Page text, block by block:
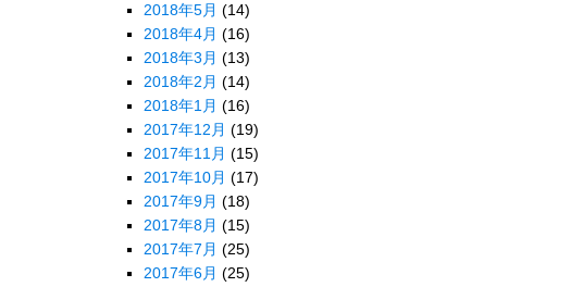
2018年5月 (14)
2018年4月 (16)
2018年3月 (13)
2018年2月 (14)
2018年1月 (16)
2017年12月 (19)
2017年11月 (15)
2017年10月 (17)
2017年9月 (18)
2017年8月 (15)
2017年7月 (25)
2017年6月 (25)